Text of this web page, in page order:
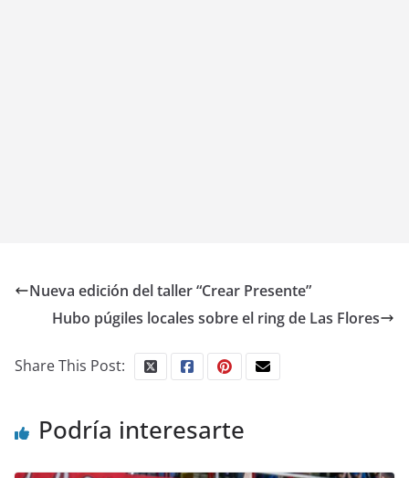
Nueva edición del taller “Crear Presente”
Hubo púgiles locales sobre el ring de Las Flores
Share This Post:
Podría interesarte